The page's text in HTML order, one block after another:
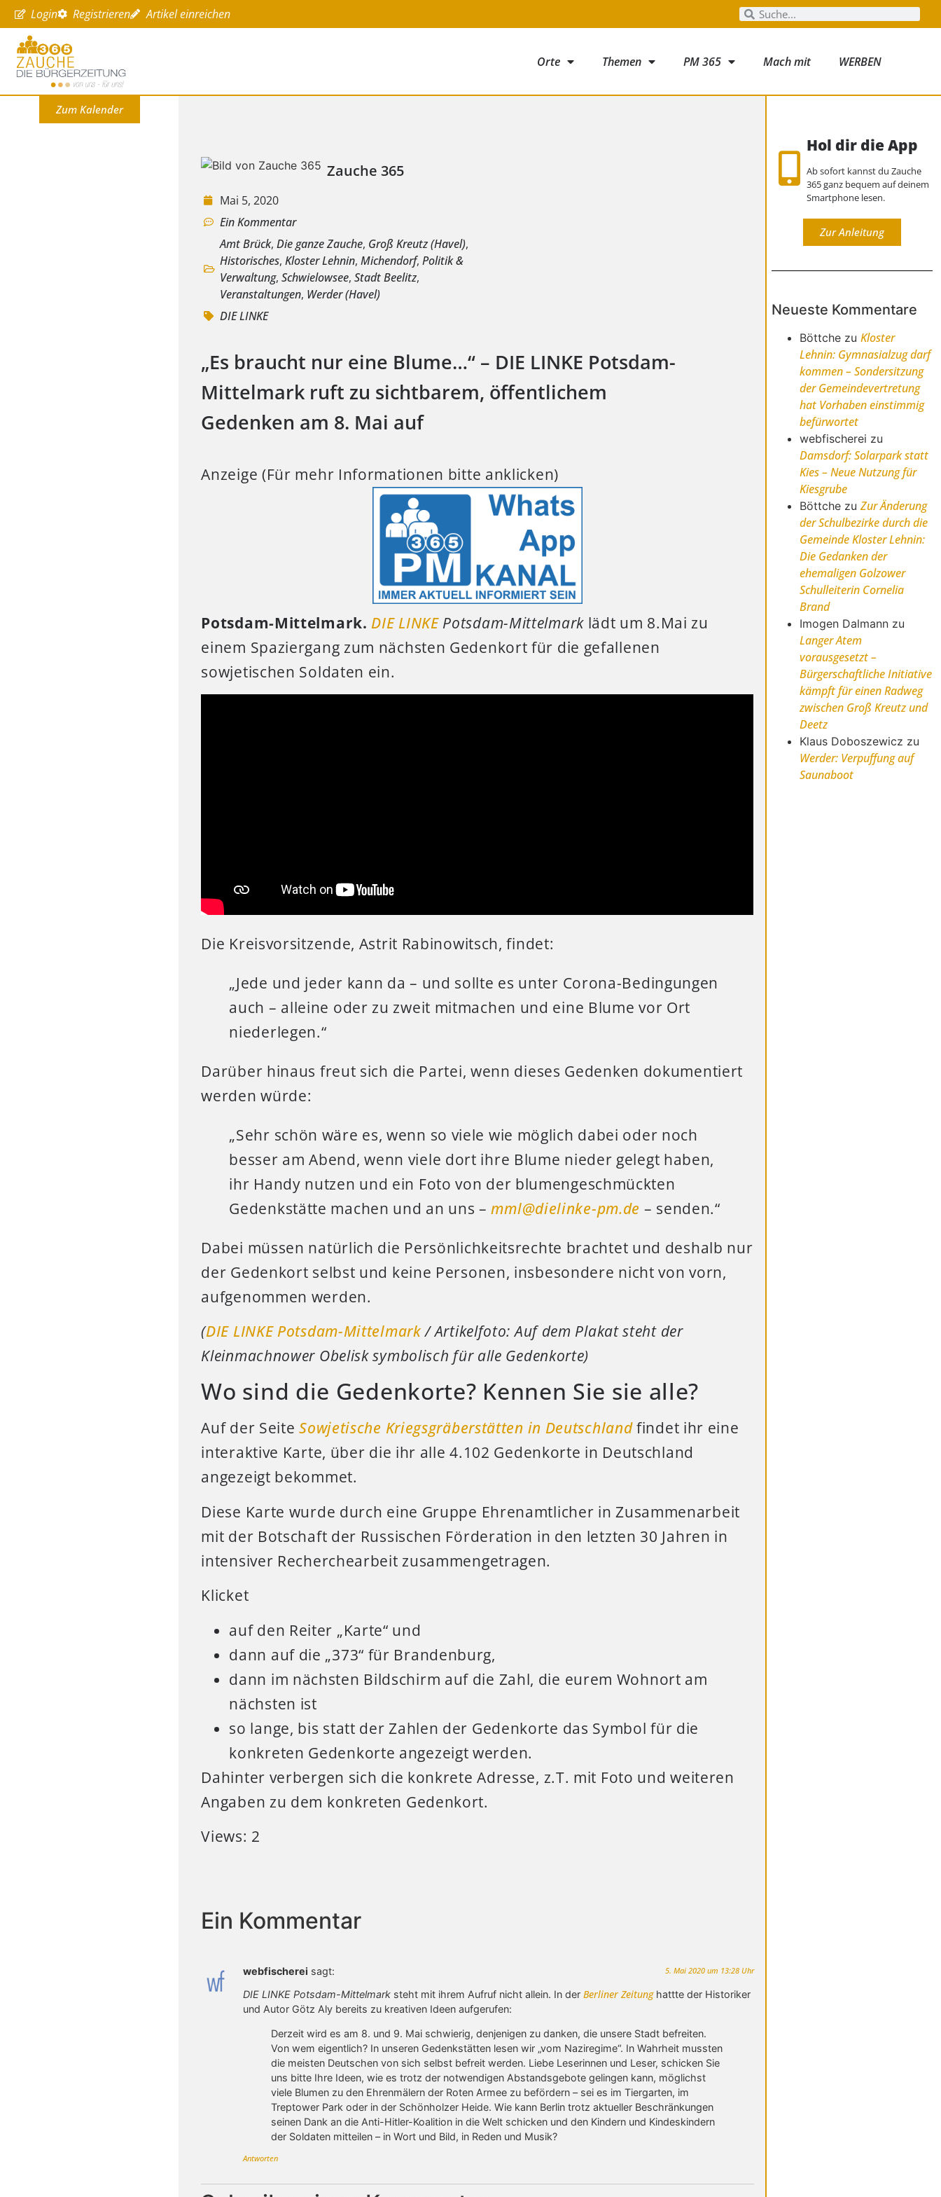
Login Registrieren Artikel einreichen
Orte Themen PM 365 Mach mit WERBEN
Zum Kalender
Zauche 365
Mai 5, 2020
Ein Kommentar
Amt Brück,Die ganze Zauche, Groß Kreutz (Havel),
Historisches,Kloster Lehnin,Michendorf,Politik &
Verwaltung,Schwielowsee,Stadt Beelitz,
Veranstaltungen, Werder (Havel)
DIE LINKE
„Es braucht nur eine Blume…“ – DIE LINKE Potsdam-
Mittelmark ruft zu sichtbarem, öffentlichem
Gedenken am 8. Mai auf
Anzeige (Für mehr Informationen bitte anklicken)
Potsdam-Mittelmark. DIE LINKEPotsdam-Mittelmark lädt um 8.Mai zu
einem Spaziergang zum nächsten Gedenkort für die gefallenen
sowjetischen Soldaten ein.
Die Kreisvorsitzende, Astrit Rabinowitsch, findet:
„Jede und jeder kann da – und sollte es unter Corona-Bedingungen
auch – alleine oder zu zweit mitmachen und eine Blume vor Ort
niederlegen.“
Darüber hinaus freut sich die Partei, wenn dieses Gedenken dokumentiert
werden würde:
„Sehr schön wäre es, wenn so viele wie möglich dabei oder noch
besser am Abend, wenn viele dort ihre Blume nieder gelegt haben,
ihr Handy nutzen und ein Foto von der blumengeschmückten
Gedenkstätte machen und an uns –mml@dielinke-pm.de – senden.“
Dabei müssen natürlich die Persönlichkeitsrechte brachtet und deshalb nur
der Gedenkort selbst und keine Personen, insbesondere nicht von vorn,
aufgenommen werden.
(DIE LINKE Potsdam-Mittelmark/ Artikelfoto: Auf dem Plakat steht der
Kleinmachnower Obelisk symbolisch für alle Gedenkorte)
Wo sind die Gedenkorte? Kennen Sie sie alle?
Auf der SeiteSowjetische Kriegsgräberstätten in Deutschlandfindet ihr eine
interaktive Karte, über die ihr alle 4.102 Gedenkorte in Deutschland
angezeigt bekommet.
Diese Karte wurde durch eine Gruppe Ehrenamtlicher in Zusammenarbeit
mit der Botschaft der Russischen Förderation in den letzten 30 Jahren in
intensiver Recherchearbeit zusammengetragen.
Klicket
auf den Reiter „Karte“ und
dann auf die „373“ für Brandenburg,
dann im nächsten Bildschirm auf die Zahl, die eurem Wohnort am
nächsten ist
so lange, bis statt der Zahlen der Gedenkorte das Symbol für die
konkreten Gedenkorte angezeigt werden.
Dahinter verbergen sich die konkrete Adresse, z.T. mit Foto und weiteren
Angaben zu dem konkreten Gedenkort.
Views: 2
Ein Kommentar
webfischerei sagt: 5. Mai 2020 um 13:28 Uhr
DIE LINKE Potsdam-Mittelmark steht mit ihrem Aufruf nicht allein. In derBerliner Zeitunghattte der Historiker
und Autor Götz Aly bereits zu kreativen Ideen aufgerufen:
Derzeit wird es am 8. und 9. Mai schwierig, denjenigen zu danken, die unsere Stadt befreiten.
Von wem eigentlich? In unseren Gedenkstätten lesen wir „vom Naziregime“. In Wahrheit mussten
die meisten Deutschen von sich selbst befreit werden. Liebe Leserinnen und Leser, schicken Sie
uns bitte Ihre Ideen, wie es trotz der notwendigen Abstandsgebote gelingen kann, möglichst
viele Blumen zu den Ehrenmälern der Roten Armee zu befördern – sei es im Tiergarten, im
Treptower Park oder in der Schönholzer Heide. Wie kann Berlin trotz aktueller Beschränkungen
seinen Dank an die Anti-Hitler-Koalition in die Welt schicken und den Kindern und Kindeskindern
der Soldaten mitteilen – in Wort und Bild, in Reden und Musik?
Antworten
Hol dir die App
Ab sofort kannst du Zauche
365 ganz bequem auf deinem
Smartphone lesen.
Zur Anleitung
Neueste Kommentare
Böttche zuKloster
Lehnin: Gymnasialzug darf
kommen – Sondersitzung
der Gemeindevertretung
hat Vorhaben einstimmig
befürwortet
webfischerei zu
Damsdorf: Solarpark statt
Kies – Neue Nutzung für
Kiesgrube
Böttche zuZur Änderung
der Schulbezirke durch die
Gemeinde Kloster Lehnin:
Die Gedanken der
ehemaligen Golzower
Schulleiterin Cornelia
Brand
Imogen Dalmann zu
Langer Atem
vorausgesetzt –
Bürgerschaftliche Initiative
kämpft für einen Radweg
zwischen Groß Kreutz und
Deetz
Klaus Doboszewicz zu
Werder: Verpuffung auf
Saunaboot